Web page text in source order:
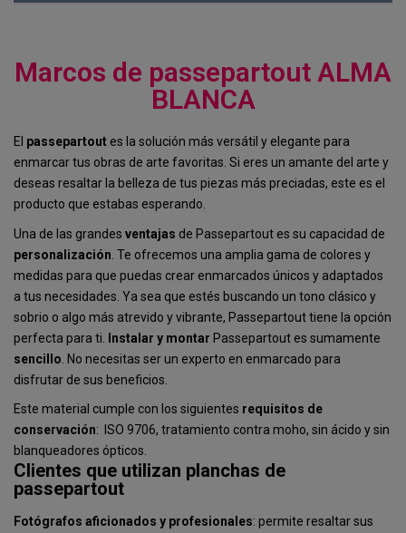
Marcos de passepartout ALMA
BLANCA
El passepartout es la solución más versátil y elegante para
enmarcar tus obras de arte favoritas. Si eres un amante del arte y
deseas resaltar la belleza de tus piezas más preciadas, este es el
producto que estabas esperando.
Una de las grandes ventajas de Passepartout es su capacidad de
personalización . Te ofrecemos una amplia gama de colores y
medidas para que puedas crear enmarcados únicos y adaptados
a tus necesidades. Ya sea que estés buscando un tono clásico y
sobrio o algo más atrevido y vibrante, Passepartout tiene la opción
perfecta para ti.
Instalar y montar Passepartout es sumamente
sencillo . No necesitas ser un experto en enmarcado para
disfrutar de sus beneficios.
Este material cumple con los siguientes requisitos de
conservación: ISO 9706, tratamiento contra moho, sin ácido y sin
blanqueadores ópticos.
Clientes que utilizan planchas de
passepartout
Fotógrafos aficionados y profesionales: permite resaltar sus